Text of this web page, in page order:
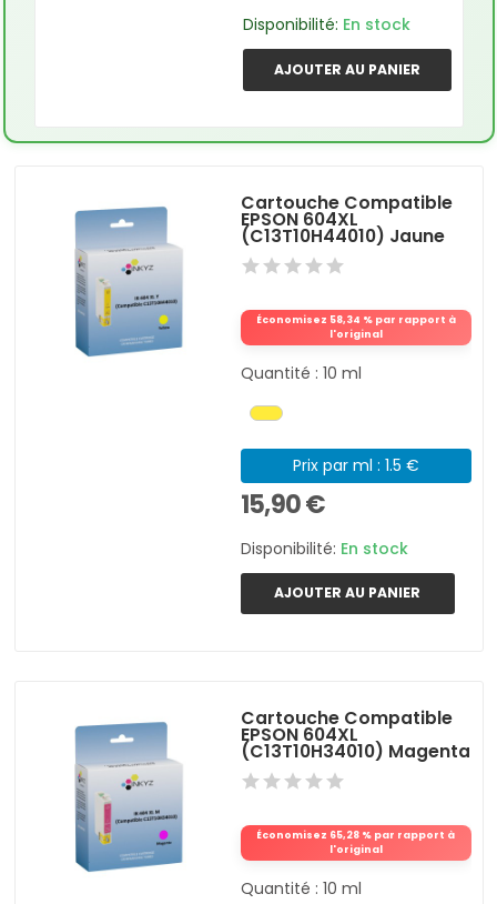
Disponibilité: En stock
AJOUTER AU PANIER
Cartouche Compatible
EPSON 604XL
(C13T10H44010) Jaune
Économisez 58,34 % par rapport à
l'original
Quantité : 10 ml
Prix par ml : 1.5 €
15,90 €
Disponibilité: En stock
AJOUTER AU PANIER
Cartouche Compatible
EPSON 604XL
(C13T10H34010) Magenta
Économisez 65,28 % par rapport à
l'original
Quantité : 10 ml